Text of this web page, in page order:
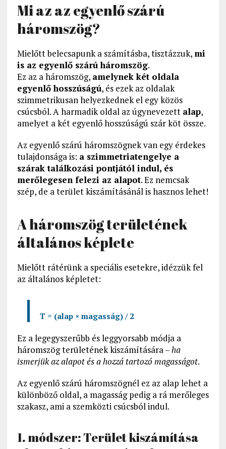
Mi az az egyenlő szárú
háromszög?
Mielőtt belecsapunk a számításba, tisztázzuk, mi
is az egyenlő szárú háromszög.
Ez az a háromszög, amelynek két oldala
egyenlő hosszúságú, és ezek az oldalak
szimmetrikusan helyezkednek el egy közös
csúcsból. A harmadik oldal az úgynevezett alap,
amelyet a két egyenlő hosszúságú szár köt össze.
Az egyenlő szárú háromszögnek van egy érdekes
tulajdonsága is: a szimmetriatengelye a
szárak találkozási pontjától indul, és
merőlegesen felezi az alapot. Ez nemcsak
szép, de a terület kiszámításánál is hasznos lehet!
A háromszög területének
általános képlete
Mielőtt rátérünk a speciális esetekre, idézzük fel
az általános képletet:
T = (alap × magasság) / 2
Ez a legegyszerűbb és leggyorsabb módja a
háromszög területének kiszámítására –ha
ismerjük az alapot és a hozzá tartozó magasságot.
Az egyenlő szárú háromszögnél ez az alap lehet a
különböző oldal, a magasság pedig a rá merőleges
szakasz, ami a szemközti csúcsból indul.
1. módszer: Terület kiszámítása